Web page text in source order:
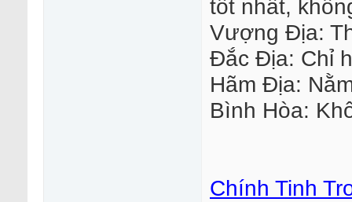
tốt nhất,
Vượng Địa:
Đắc Địa: Chỉ
Hãm Địa:
Bình Hòa:
Chính Tinh